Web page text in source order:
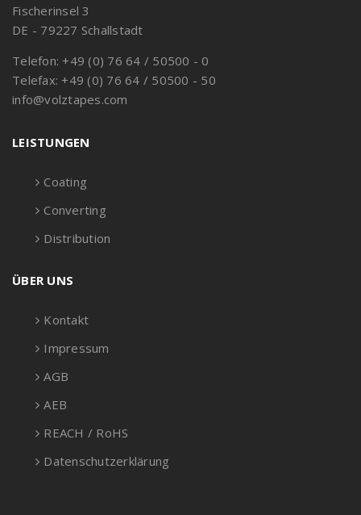
Fischerinsel 3
DE - 79227 Schallstadt
Telefon: +49 (0) 76 64 / 50500 - 0
Telefax: +49 (0) 76 64 / 50500 - 50
info@volztapes.com
LEISTUNGEN
Coating
Converting
Distribution
ÜBER UNS
Kontakt
Impressum
AGB
AEB
REACH / RoHS
Datenschutzerklärung